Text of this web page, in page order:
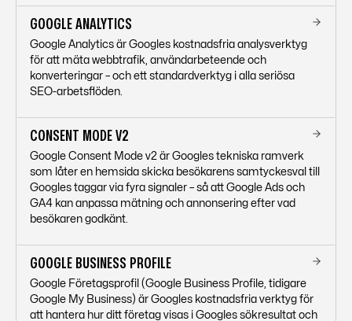
GOOGLE ANALYTICS
Google Analytics är Googles kostnadsfria analysverktyg
för att mäta webbtrafik, användarbeteende och
konverteringar – och ett standardverktyg i alla seriösa
SEO-arbetsflöden.
CONSENT MODE V2
Google Consent Mode v2 är Googles tekniska ramverk
som låter en hemsida skicka besökarens samtyckesval till
Googles taggar via fyra signaler – så att Google Ads och
GA4 kan anpassa mätning och annonsering efter vad
besökaren godkänt.
GOOGLE BUSINESS PROFILE
Google Företagsprofil (Google Business Profile, tidigare
Google My Business) är Googles kostnadsfria verktyg för
att hantera hur ditt företag visas i Googles sökresultat och